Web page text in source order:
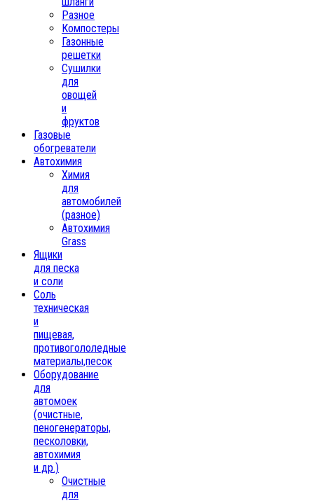
Разное
Компостеры
Газонные
решетки
Сушилки
для
овощей
и
фруктов
Газовые
обогреватели
Автохимия
Химия
для
автомобилей
(разное)
Автохимия
Grass
Ящики
для песка
и соли
Соль
техническая
и
пищевая,
противогололедные
материалы,песок
Oборудование
для
автомоек
(очистные,
пеногенераторы,
песколовки,
автохимия
и др.)
Очистные
для